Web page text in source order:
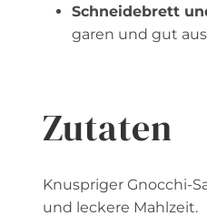
Schneidebrett
garen und gut
Zutaten
Knuspriger Gnocchi-
und leckere Mahlzeit.